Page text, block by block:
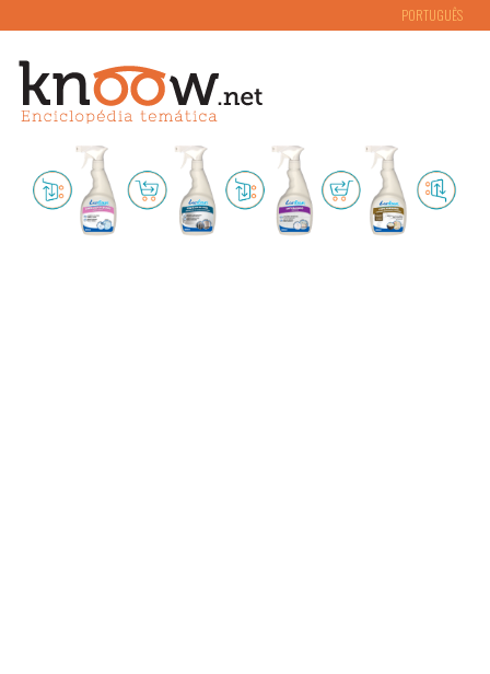
PORTUGUÊS